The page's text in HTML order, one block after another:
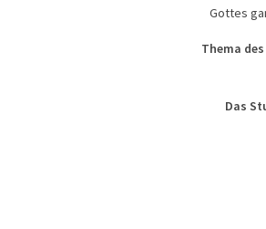
Gottes
Thema
Das
Gottes
Thema des
Das